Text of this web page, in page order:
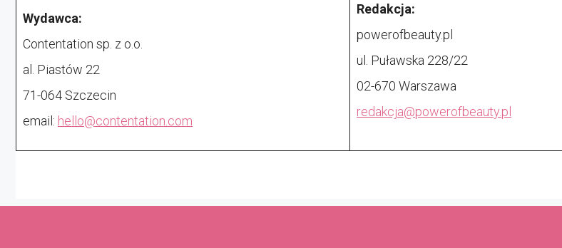
Wydawca:
Contentation sp. z o.o.
al. Piastów 22
71-064 Szczecin
email: hello@contentation.com
Redakcja:
powerofbeauty.pl
ul. Puławska 228/22
02-670 Warszawa
redakcja@powerofbeauty.pl